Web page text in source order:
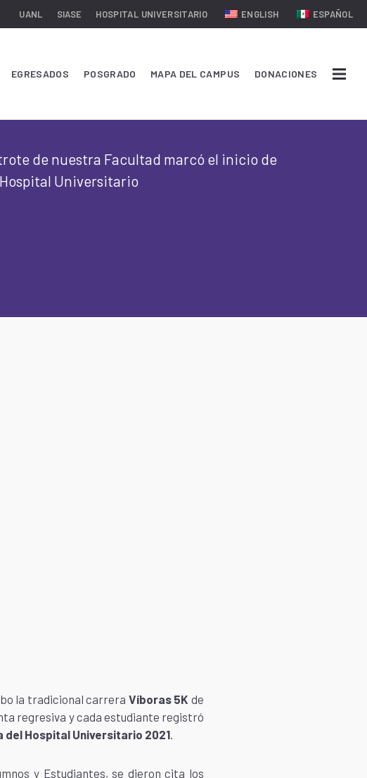
UANL SIASE HOSPITAL UNIVERSITARIO ENGLISH ESPAÑOL
EGRESADOS POSGRADO MAPA DEL CAMPUS DONACIONES
de nuestra Facultad marcó el inicio de
Universitario
la tradicional carrera Víboras 5K de
regresiva y cada estudiante registró
del Hospital Universitario 2021.
y Estudiantes, se dieron cita los